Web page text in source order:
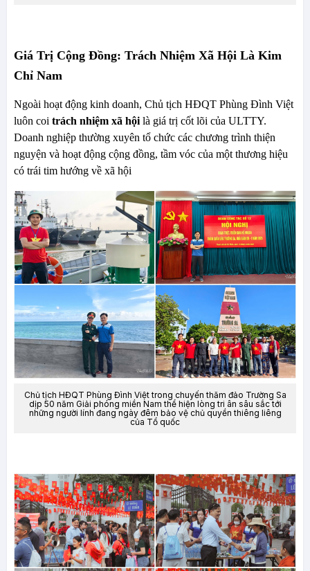
Giá Trị Cộng Đồng: Trách Nhiệm Xã Hội Là Kim
Chỉ Nam
Ngoài hoạt động kinh doanh, Chủ tịch HĐQT Phùng Đình Việt
luôn coi trách nhiệm xã hội là giá trị cốt lõi của ULTTY.
Doanh nghiệp thường xuyên tổ chức các chương trình thiện
nguyện và hoạt động cộng đồng, tầm vóc của một thương hiệu
có trái tim hướng về xã hội
Chủ tịch HĐQT Phùng Đình Việt trong chuyến thăm đảo Trường Sa
dịp 50 năm Giải phóng miền Nam thể hiện lòng tri ân sâu sắc tới
những người lính đang ngày đêm bảo vệ chủ quyền thiêng liêng
của Tổ quốc